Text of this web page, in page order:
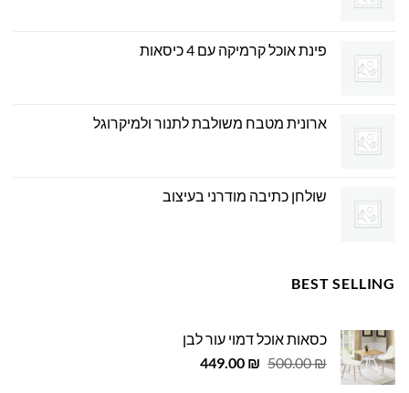
פינת אוכל קרמיקה עם 4 כיסאות
ארונית מטבח משולבת לתנור ולמיקרוגל
שולחן כתיבה מודרני בעיצוב
BEST SELLING
כסאות אוכל דמוי עור לבן
500.00₪
המחיר
449.00 ₪
המחיר